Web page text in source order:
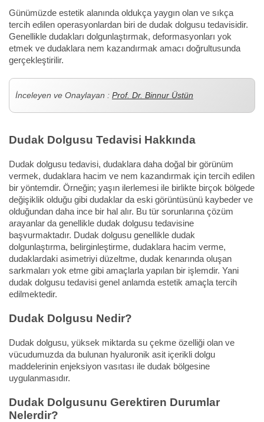
Günümüzde estetik alanında oldukça yaygın olan ve sıkça
tercih edilen operasyonlardan biri de dudak dolgusu tedavisidir.
Genellikle dudakları dolgunlaştırmak, deformasyonları yok
etmek ve dudaklara nem kazandırmak amacı doğrultusunda
gerçekleştirilir.
İnceleyen ve Onaylayan : Prof. Dr. Binnur Üstün
Dudak Dolgusu Tedavisi Hakkında
Dudak dolgusu tedavisi, dudaklara daha doğal bir görünüm
vermek, dudaklara hacim ve nem kazandırmak için tercih edilen
bir yöntemdir. Örneğin; yaşın ilerlemesi ile birlikte birçok bölgede
değişiklik olduğu gibi dudaklar da eski görüntüsünü kaybeder ve
olduğundan daha ince bir hal alır. Bu tür sorunlarına çözüm
arayanlar da genellikle dudak dolgusu tedavisine
başvurmaktadır. Dudak dolgusu genellikle dudak
dolgunlaştırma, belirginleştirme, dudaklara hacim verme,
dudaklardaki asimetriyi düzeltme, dudak kenarında oluşan
sarkmaları yok etme gibi amaçlarla yapılan bir işlemdir. Yani
dudak dolgusu tedavisi genel anlamda estetik amaçla tercih
edilmektedir.
Dudak Dolgusu Nedir?
Dudak dolgusu, yüksek miktarda su çekme özelliği olan ve
vücudumuzda da bulunan hyaluronik asit içerikli dolgu
maddelerinin enjeksiyon vasıtası ile dudak bölgesine
uygulanmasıdır.
Dudak Dolgusunu Gerektiren Durumlar
Nelerdir?